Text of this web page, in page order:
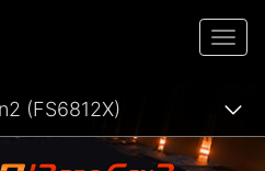
(FS6812X)